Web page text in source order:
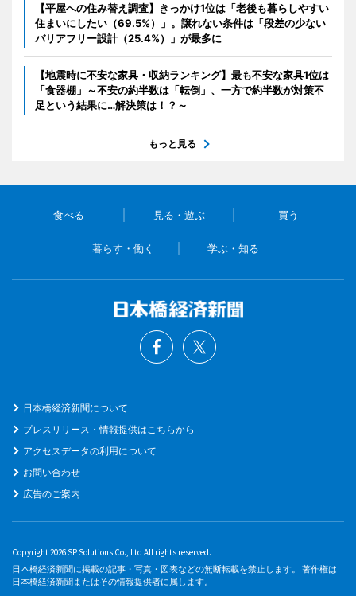
【平屋への住み替え調査】きっかけ1位は「老後も暮らしやすい
住まいにしたい（69.5%）」。譲れない条件は「段差の少ない
バリアフリー設計（25.4%）」が最多に
【地震時に不安な家具・収納ランキング】最も不安な家具1位は
「食器棚」～不安の約半数は「転倒」、一方で約半数が対策不
足という結果に…解決策は！？～
もっと見る
食べる 見る・遊ぶ 買う
暮らす・働く 学ぶ・知る
日本橋経済新聞について
プレスリリース・情報提供はこちらから
アクセスデータの利用について
お問い合わせ
広告のご案内
Copyright 2026 SP Solutions Co., Ltd All rights reserved.
日本橋経済新聞に掲載の記事・写真・図表などの無断転載を禁止します。 著作権は
日本橋経済新聞またはその情報提供者に属します。